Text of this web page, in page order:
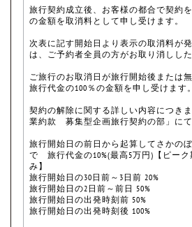
旅行契約成立後、お客様の都合で契約
の金額を取消料として申し受けます。
次表に記す開始日より表示の取消料が
は、ご予約者全員の方がお取り消しし
ご旅行のお取消日が旅行開始後または
旅行代金の100％の金額を申し受けます。
契約の解除に関する詳しい内容につき
業約款 募集型企画旅行契約の部」にて
旅行開始日の前日から起算してさかの
で 旅行代金の10%(最高5万円)【ピー
み】
旅行開始日の30日前～3日前 20%
旅行開始日の2日前～前日 50%
旅行開始日の出発時刻前 50%
旅行開始日の出発時刻後 100%